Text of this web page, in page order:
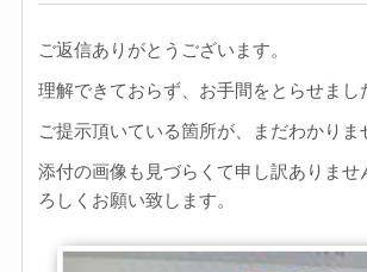
ご返信ありがとうございます。
理解できておらず、お手間をとらせまし
ご提示頂いている箇所が、まだわかりま
添付の画像も見づらくて申し訳ありませ
ろしくお願い致します。